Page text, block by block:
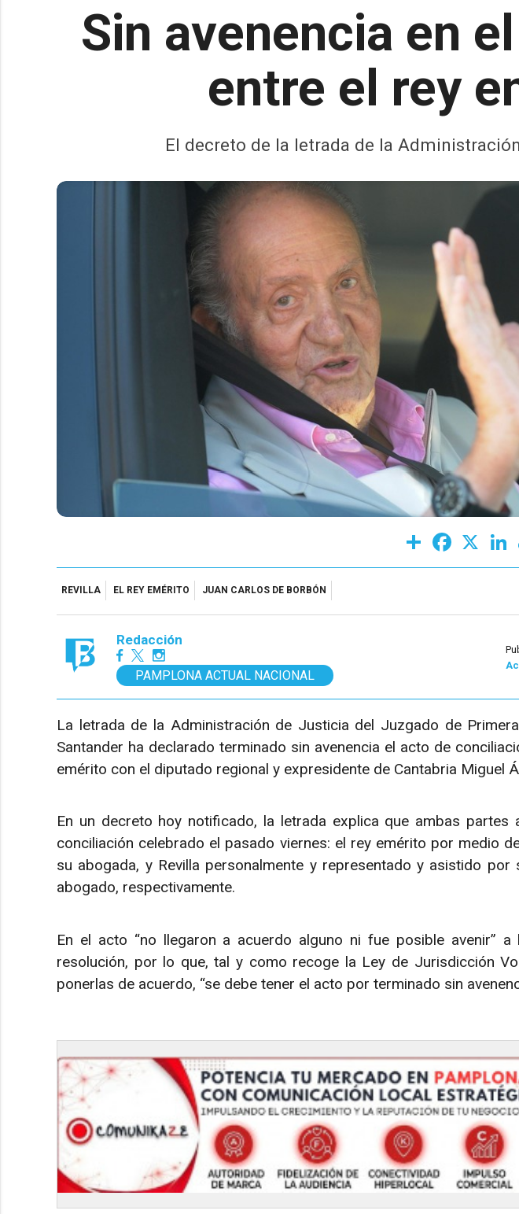
Sin avenencia en
entre el rey
El decreto de la letrada de la
Share Facebook
REVILLA EL REY EMÉRITO JUAN CARLOS DE BORBÓN
Redacción
PAMPLONA ACTUAL NACIONAL
La letrada de la Administración de Justicia del Juzgado de
Santander ha declarado terminado sin avenencia el acto de
emérito con el diputado regional y expresidente de Cantabria Miguel
En un decreto hoy notificado, la letrada explica que ambas partes
conciliación celebrado el pasado viernes: el rey emérito por medio
su abogada, y Revilla personalmente y representado y asistido
abogado, respectivamente.
En el acto “no llegaron a acuerdo alguno ni fue posible avenir” a
resolución, por lo que, tal y como recoge la Ley de Jurisdicción
ponerlas de acuerdo, “se debe tener el acto por terminado sin